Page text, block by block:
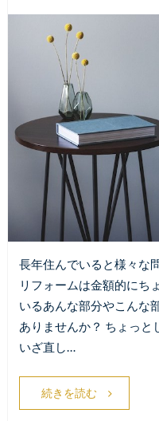
長年住んでいると様々な
リフォームは金額的にち
いるあんな部分やこんな
ありませんか？ ちょっと
いざ直し…
続きを読む